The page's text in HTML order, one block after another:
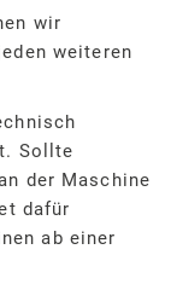
wir
weiteren
Sollte
der Maschine
dafür
ab einer